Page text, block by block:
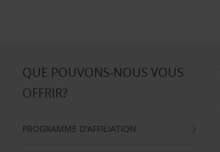
QUE POUVONS-NOUS VOUS
OFFRIR?
PROGRAMME D'AFFILIATION